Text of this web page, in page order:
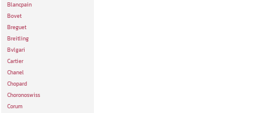
Blancpain
Bovet
Breguet
Breitling
Bvlgari
Cartier
Chanel
Chopard
Choronoswiss
Corum